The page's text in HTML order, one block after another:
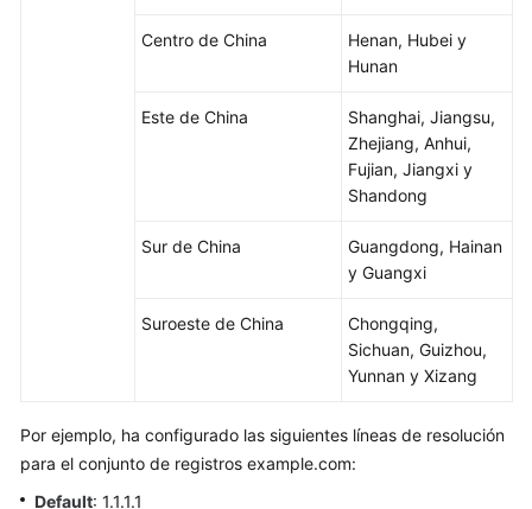
enrutamiento
cuotas
Referencia
Centro de China
Henan, Hubei y
Hunan
Este de China
Shanghai, Jiangsu,
Zhejiang, Anhui,
Fujian, Jiangxi y
Shandong
Sur de China
Guangdong, Hainan
y Guangxi
Suroeste de China
Chongqing,
Sichuan, Guizhou,
Yunnan y Xizang
Por ejemplo, ha configurado las siguientes líneas de resolución
para el conjunto de registros example.com:
Default: 1.1.1.1